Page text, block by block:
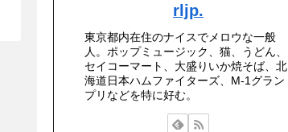
rljp.
東京都内在住のナイスでメロウな一般
人。ポップミュージック、猫、うどん、
セイコーマート、大盛りいか焼そば、北
海道日本ハムファイターズ、M-1グラン
プリなどを特に好む。